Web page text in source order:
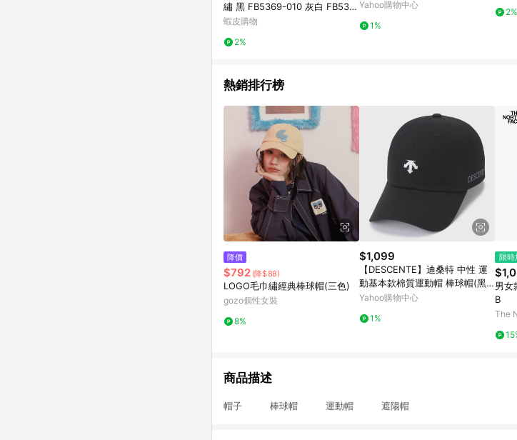
繡 黑 FB5369-010 灰白 FB536
9-072 老帽 帽子
蝦皮購物
2%
黑 FB5624-010 (3615)
Yahoo購物中心
1%
2%
熱銷排行榜
降價
$792 (降$88)
LOGO毛巾繡經典棒球帽(三色)
gozo個性女裝
8%
$1,099
【DESCENTE】迪桑特 中性 運
動基本款棉質運動帽 棒球帽(黑
色/白色/米白色)
Yahoo購物中心
1%
限時
男女
B
The
商品描述
帽子 棒球帽 運動帽 遮陽帽